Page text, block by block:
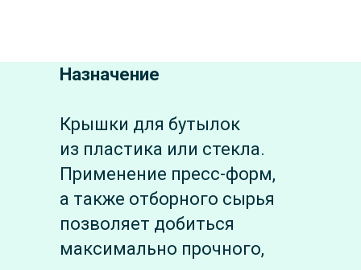
Назначение
Крышки для бутылок
из пластика или стекла.
Применение пресс-форм,
а также отборного сырья
позволяет добиться
максимально прочного,